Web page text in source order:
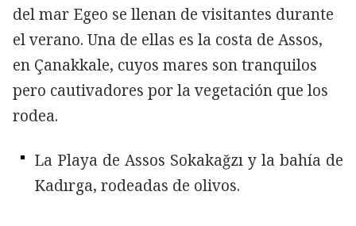
del mar Egeo se llenan de visitantes durante
el verano. Una de ellas es la costa de Assos,
en Çanakkale, cuyos mares son tranquilos
pero cautivadores por la vegetación que los
rodea.
La Playa de Assos Sokakağzı y la bahía de
Kadırga, rodeadas de olivos.